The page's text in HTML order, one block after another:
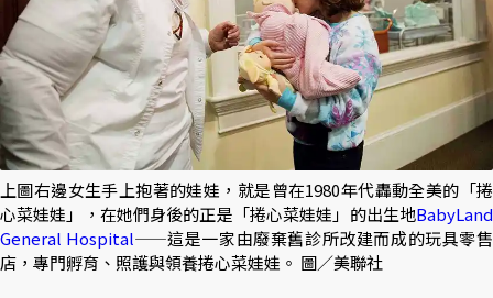
上圖右邊女生手上抱著的娃娃，就是曾在1980年代轟動全美的「捲
心菜娃娃」，在她們身後的正是「捲心菜娃娃」的出生地BabyLand
General Hospital——這是一家由廢棄舊診所改建而成的玩具零售
店，專門孵育、照護與領養捲心菜娃娃。 圖／美聯社